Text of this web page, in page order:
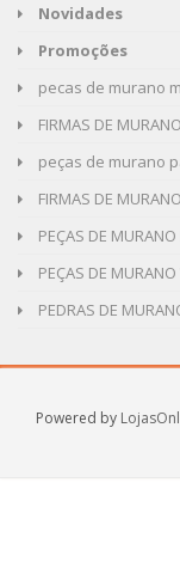
Novidades
Promoções
pecas de murano
FIRMAS DE MURANO
peças de murano
FIRMAS DE MURANO
PEÇAS DE
PEÇAS DE
PEDRAS DE
Powered by